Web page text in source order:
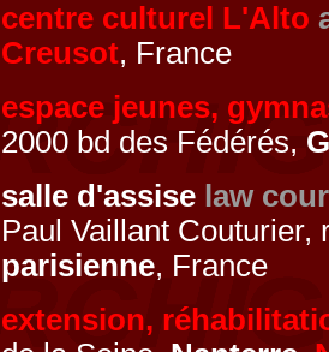
centre culturel L'Alto
Creusot, France
espace jeunes,
2000 bd des Fédérés,
salle d'assise law
Paul Vaillant
parisienne, France
extension,